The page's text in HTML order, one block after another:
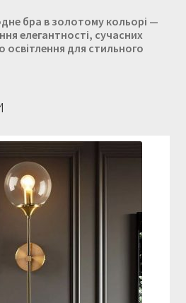
бра в золотому кольорі —
елегантності, сучасних
освітлення для стильного